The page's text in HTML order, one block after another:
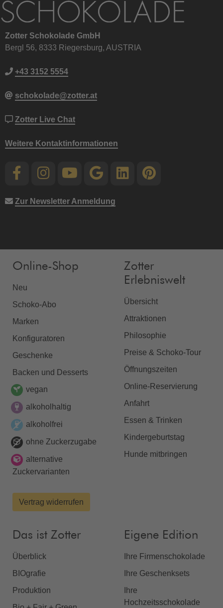
Zotter Schokolade GmbH
Bergl 56, 8333 Riegersburg, AUSTRIA
+43 3152 5554
schokolade@zotter.at
Zotter Live Chat
Weitere Kontaktinformationen
Zur Newsletter Anmeldung
Online-Shop
Neu
Schoko-Abo
Marken
Konfiguratoren
Geschenke
Backen und Desserts
vegan
alkoholhaltig
alkoholfrei
ohne Zuckerzugabe
alternative
Zuckervarianten
Vertrag widerrufen
Zotter
Erlebniswelt
Übersicht
Attraktionen
Philosophie
Preise & Schoko-Tour
Öffnungszeiten
Online-Reservierung
Anfahrt
Essen & Trinken
Kindergeburtstag
Hunde mitbringen
Das ist Zotter
Überblick
BIOgrafie
Produktion
Eigene Edition
Ihre Firmenschokolade
Ihre Geschenksets
Ihre
Hochzeitsschokolade